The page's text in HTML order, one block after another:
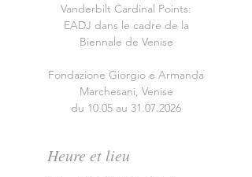
Vanderbilt Cardinal Points:
EADJ dans le cadre de la
Biennale de Venise
Fondazione Giorgio e Armanda
Marchesani, Venise
du 10.05 au 31.07.2026
Heure et lieu